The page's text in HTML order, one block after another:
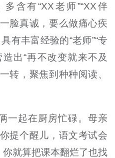
多含有“XX老师”“XX伴
脸真诚，要么做痛心疾
有丰富经验的“老师”“专
出“再不改变就来不及
转，聚焦到种种阅读、
一起在厨房忙碌。母亲
提个醒儿，语文考试会
就算把课本翻烂了也找